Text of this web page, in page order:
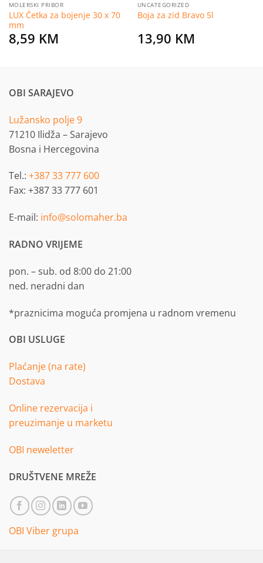
MOLERSKI PRIBOR
LUX Četka za bojenje 30 x 70
mm
8,59 KM
UNCATEGORIZED
Boja za zid Bravo 5l
13,90 KM
OBI SARAJEVO
Lužansko polje 9
71210 Ilidža – Sarajevo
Bosna i Hercegovina
Tel.: +387 33 777 600
Fax: +387 33 777 601
E-mail: info@solomaher.ba
RADNO VRIJEME
pon. – sub. od 8:00 do 21:00
ned. neradni dan
*praznicima moguća promjena u radnom vremenu
OBI USLUGE
Plaćanje (na rate)
Dostava
Online rezervacija i
preuzimanje u marketu
OBI neweletter
DRUŠTVENE MREŽE
OBI Viber grupa